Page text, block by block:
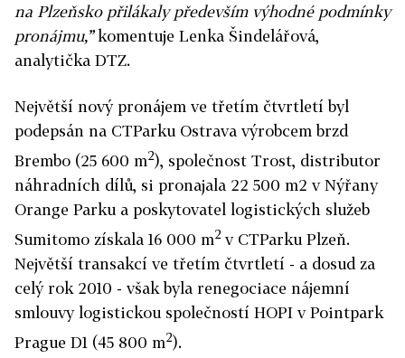
na Plzeňsko přilákaly především výhodné podmínky
pronájmu,”komentuje Lenka Šindelářová,
analytička DTZ.
Největší nový pronájem ve třetím čtvrtletí byl
podepsán na CTParku Ostrava výrobcem brzd
Brembo (25 600 m2), společnost Trost, distributor
náhradních dílů, si pronajala 22 500 m2 v Nýřany
Orange Parku a poskytovatel logistických služeb
Sumitomo získala 16 000 m2 v CTParku Plzeň.
Největší transakcí ve třetím čtvrtletí - a dosud za
celý rok 2010 - však byla renegociace nájemní
smlouvy logistickou společností HOPI v Pointpark
Prague D1 (45 800 m2).